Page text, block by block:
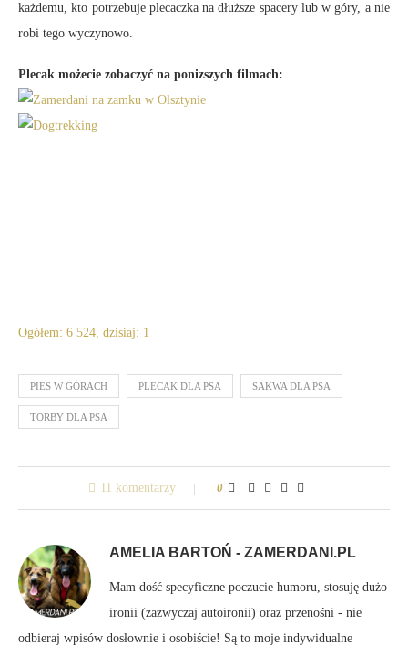
każdemu, kto potrzebuje plecaczka na dłuższe spacery lub w góry, a nie
robi tego wyczynowo.
Plecak możecie zobaczyć na ponizszych filmach:
Zamerdani na zamku w Olsztynie
Dogtrekking
Ogółem: 6 524, dzisiaj: 1
PIES W GÓRACH PLECAK DLA PSA SAKWA DLA PSA
TORBY DLA PSA
11 komentarzy 0
AMELIA BARTOŃ - ZAMERDANI.PL
Mam dość specyficzne poczucie humoru, stosuję dużo
ironii (zazwyczaj autoironii) oraz przenośni - nie
odbieraj wpisów dosłownie i osobiście! Są to moje indywidualne